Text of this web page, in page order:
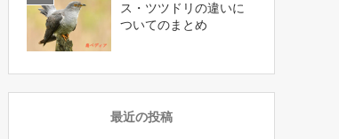
ス・ツツドリの違いに
ついてのまとめ
最近の投稿